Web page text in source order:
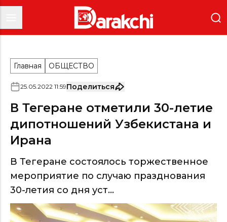
Главная ОБЩЕСТВО
25.05.2022 11:59Поделиться
В Тегеране отметили 30-летие
дипотношений Узбекистана и
Ирана
В Тегеране состоялось торжественное
мероприятие по случаю празднования
30-летия со дня уст...